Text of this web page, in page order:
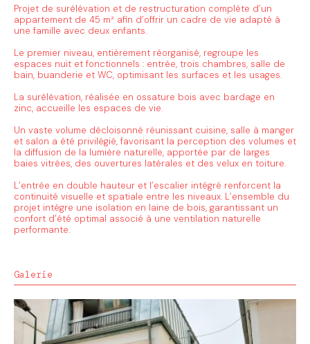
Projet de surélévation et de restructuration complète d’un
appartement de 45 m² afin d’offrir un cadre de vie adapté à
une famille avec deux enfants.
Le premier niveau, entièrement réorganisé, regroupe les
espaces nuit et fonctionnels : entrée, trois chambres, salle de
bain, buanderie et WC, optimisant les surfaces et les usages.
La surélévation, réalisée en ossature bois avec bardage en
zinc, accueille les espaces de vie.
Un vaste volume décloisonné réunissant cuisine, salle à manger
et salon a été privilégié, favorisant la perception des volumes et
la diffusion de la lumière naturelle, apportée par de larges
baies vitrées, des ouvertures latérales et des velux en toiture.
L’entrée en double hauteur et l’escalier intégré renforcent la
continuité visuelle et spatiale entre les niveaux. L’ensemble du
projet intègre une isolation en laine de bois, garantissant un
confort d’été optimal associé à une ventilation naturelle
performante.
Galerie